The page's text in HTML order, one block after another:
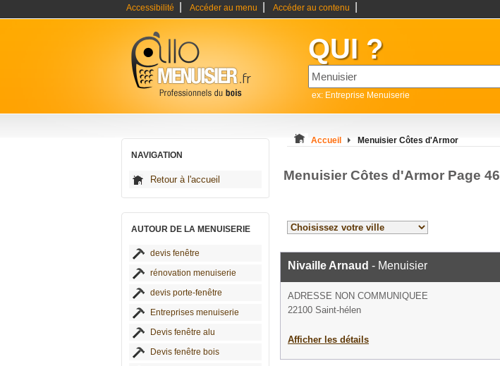
Accessibilité Accéder au menu Accéder au contenu
QUI ?
ex: Entreprise Menuiserie
NAVIGATION
Retour à l'accueil
AUTOUR DE LA MENUISERIE
devis fenêtre
rénovation menuiserie
devis porte-fenêtre
Entreprises menuiserie
Devis fenêtre alu
Devis fenêtre bois
Accueil Menuisier Côtes d'Armor
Menuisier Côtes d'Armor Page 46
Nivaille Arnaud - Menuisier
ADRESSE NON COMMUNIQUEE
22100 Saint-hélen
Afficher les détails